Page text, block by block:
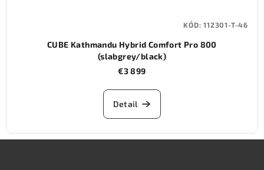
CUBE Kathmandu Hybrid Comfort Pro 800
(slabgrey/black)
€3 899
Detail
KÓD:112301-T-46